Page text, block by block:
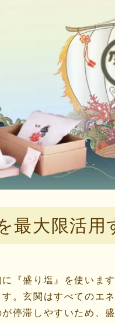
最大限活用
『盛り塩』を使いま
。玄関はすべてのエ
停滞しやすいため、